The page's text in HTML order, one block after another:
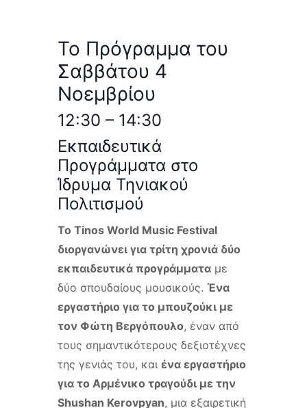
Το Πρόγραμμα του
Σαββάτου 4
Νοεμβρίου
12:30 – 14:30
Εκπαιδευτικά
Προγράμματα στο
Ίδρυμα Τηνιακού
Πολιτισμού
Το Tinos World Music Festival
διοργανώνει για τρίτη χρονιά δύο
εκπαιδευτικά προγράμματα με
δύο σπουδαίους μουσικούς. Ένα
εργαστήριο για το μπουζούκι με
τον Φώτη Βεργόπουλο, έναν από
τους σημαντικότερους δεξιοτέχνες
της γενιάς του, και ένα εργαστήριο
για το Αρμένικο τραγούδι με την
Shushan Kerovpyan, μια εξαιρετική